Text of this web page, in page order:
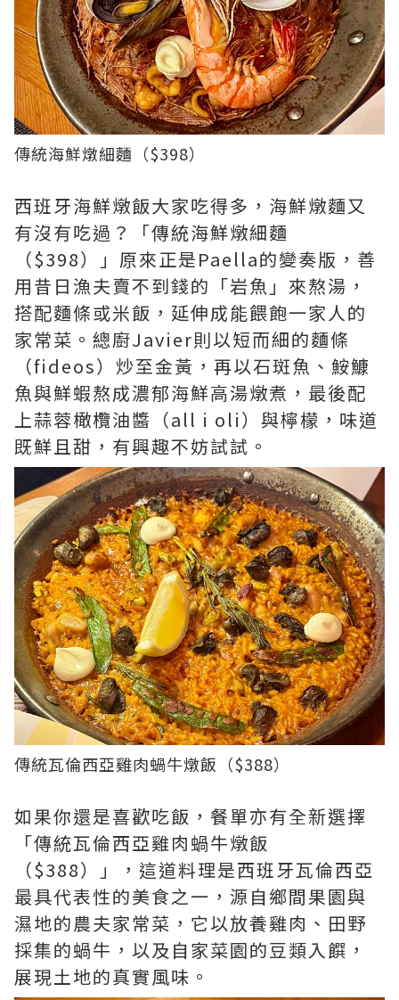
傳統海鮮燉細麵（$398）
西班牙海鮮燉飯大家吃得多，海鮮燉麵又
有沒有吃過？「傳統海鮮燉細麵
（$398）」原來正是Paella的變奏版，善
用昔日漁夫賣不到錢的「岩魚」來熬湯，
搭配麵條或米飯，延伸成能餵飽一家人的
家常菜。總廚Javier則以短而細的麵條
（fideos）炒至金黃，再以石斑魚、鮟鱇
魚與鮮蝦熬成濃郁海鮮高湯燉煮，最後配
上蒜蓉橄欖油醬（all i oli）與檸檬，味道
既鮮且甜，有興趣不妨試試。
傳統瓦倫西亞雞肉蝸牛燉飯（$388）
如果你還是喜歡吃飯，餐單亦有全新選擇
「傳統瓦倫西亞雞肉蝸牛燉飯
（$388）」，這道料理是西班牙瓦倫西亞
最具代表性的美食之一，源自鄉間果園與
濕地的農夫家常菜，它以放養雞肉、田野
採集的蝸牛，以及自家菜園的豆類入饌，
展現土地的真實風味。